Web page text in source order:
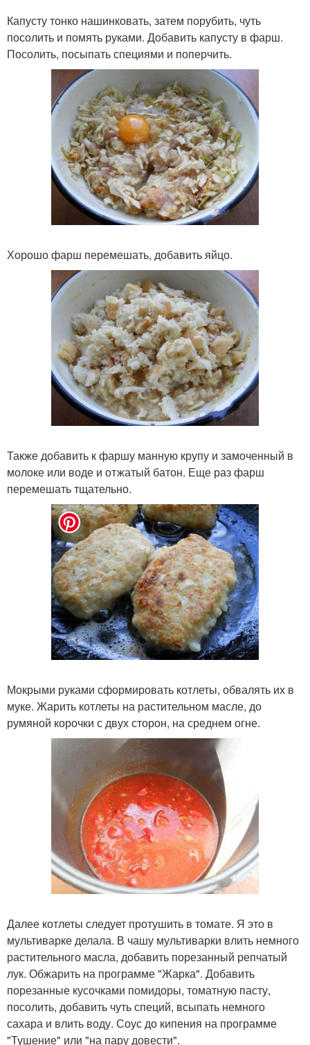
Капусту тонко нашинковать, затем порубить, чуть
посолить и помять руками. Добавить капусту в фарш.
Посолить, посыпать специями и поперчить.
Хорошо фарш перемешать, добавить яйцо.
Также добавить к фаршу манную крупу и замоченный в
молоке или воде и отжатый батон. Еще раз фарш
перемешать тщательно.
Мокрыми руками сформировать котлеты, обвалять их в
муке. Жарить котлеты на растительном масле, до
румяной корочки с двух сторон, на среднем огне.
Далее котлеты следует протушить в томате. Я это в
мультиварке делала. В чашу мультиварки влить немного
растительного масла, добавить порезанный репчатый
лук. Обжарить на программе "Жарка". Добавить
порезанные кусочками помидоры, томатную пасту,
посолить, добавить чуть специй, всыпать немного
сахара и влить воду. Соус до кипения на программе
"Тушение" или "на пару довести".